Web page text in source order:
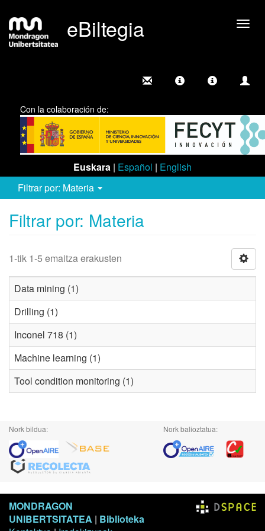
eBiltegia
Con la colaboración de:
Euskara | Español | English
Filtrar por: Materia
Filtrar por: Materia
1-tik 1-5 emaitza erakusten
Data mining (1)
Drilling (1)
Inconel 718 (1)
Machine learning (1)
Tool condition monitoring (1)
Nork bildua: Nork balioztatua:
MONDRAGON
UNIBERTSITATEA | Biblioteka